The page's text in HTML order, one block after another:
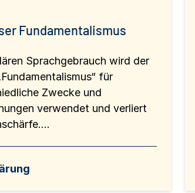
Fundamentalismus
Sprachgebrauch wird der
für
Zwecke und
verwendet und verliert